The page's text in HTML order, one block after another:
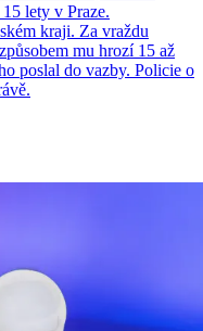
lety v Praze.
kraji. Za vraždu
mu hrozí 15 až
poslal do vazby. Policie o